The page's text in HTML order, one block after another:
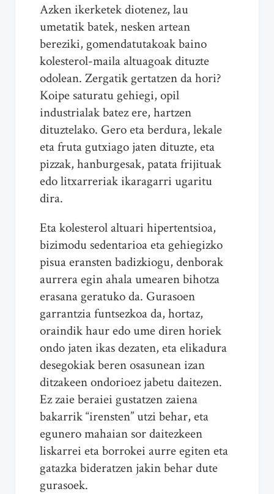
Azken ikerketek diotenez, lau
umetatik batek, nesken artean
bereziki, gomendatutakoak baino
kolesterol-maila altuagoak dituzte
odolean. Zergatik gertatzen da hori?
Koipe saturatu gehiegi, opil
industrialak batez ere, hartzen
dituztelako. Gero eta berdura, lekale
eta fruta gutxiago jaten dituzte, eta
pizzak, hanburgesak, patata frijituak
edo litxarreriak ikaragarri ugaritu
dira.
Eta kolesterol altuari hipertentsioa,
bizimodu sedentarioa eta gehiegizko
pisua eransten badizkiogu, denborak
aurrera egin ahala umearen bihotza
erasana geratuko da. Gurasoen
garrantzia funtsezkoa da, hortaz,
oraindik haur edo ume diren horiek
ondo jaten ikas dezaten, eta elikadura
desegokiak beren osasunean izan
ditzakeen ondorioez jabetu daitezen.
Ez zaie beraiei gustatzen zaiena
bakarrik “irensten” utzi behar, eta
egunero mahaian sor daitezkeen
liskarrei eta borrokei aurre egiten eta
gatazka bideratzen jakin behar dute
gurasoek.